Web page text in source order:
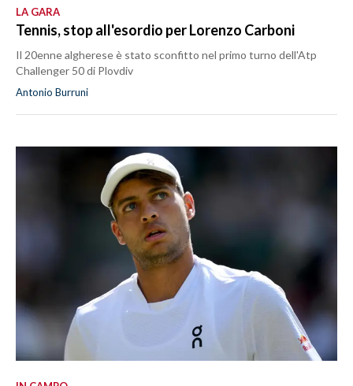
LA GARA
Tennis, stop all'esordio per Lorenzo Carboni
Il 20enne algherese è stato sconfitto nel primo turno dell'Atp
Challenger 50 di Plovdiv
Antonio Burruni